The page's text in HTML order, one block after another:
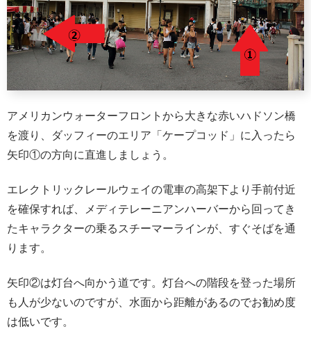
アメリカンウォーターフロントから大きな赤いハドソン橋
を渡り、ダッフィーのエリア「ケープコッド」に入ったら
矢印①の方向に直進しましょう。
エレクトリックレールウェイの電車の高架下より手前付近
を確保すれば、メディテレーニアンハーバーから回ってき
たキャラクターの乗るスチーマーラインが、すぐそばを通
ります。
矢印②は灯台へ向かう道です。灯台への階段を登った場所
も人が少ないのですが、水面から距離があるのでお勧め度
は低いです。